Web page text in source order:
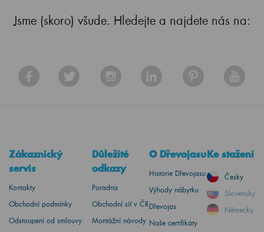
Jsme (skoro) všude. Hledejte a najdete nás na:
Zákaznický
servis
Kontakty
Obchodní podmínky
Odstoupení od smlouvy
Důležité
odkazy
Poradna
Obchodní síť v ČR
Montážní návody
O Dřevojasu
Historie Dřevojasu
Výhody nábytku
Dřevojas
Naše certifikáty
Ke stažení
Česky
Slovensky
Německy